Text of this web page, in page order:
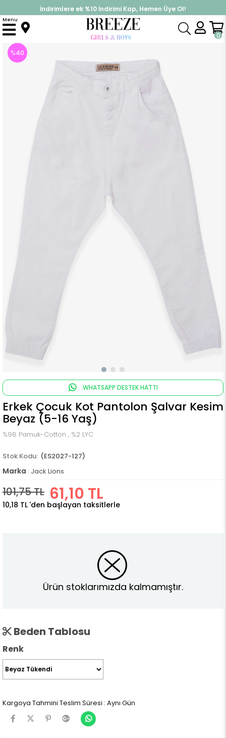
%30 Sepette Yaz İndirimi, Hemen Al!
İndirimlere ek %10 İndirimi Kap, Hemen Üye Ol!
0
Menu
Anasayfa Alt Giyim Pantolon Erkek Çocuk Kot Pantolon Şalvar Kesim Beyaz (5-16 Yaş)
%40
WHATSAPP DESTEK HATTI
Erkek Çocuk Kot Pantolon Şalvar Kesim
Beyaz (5-16 Yaş)
%98 Pamuk-Cotton , %2 LYC
(ES2027-127)
Marka : Jack Lions
101,75 TL 61,10 TL
10,18 TL 'den başlayan taksitlerle
Ürün stoklarımızda kalmamıştır.
Beden Tablosu
Renk
Kargoya Tahmini Teslim Süresi : Aynı Gün